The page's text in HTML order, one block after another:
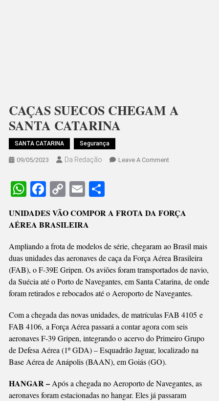
CAÇAS SUECOS CHEGAM A
SANTA CATARINA
SANTA CATARINA Segurança
09/05/2023 Da Redação Leave A CommentOn
SANTA
WhatsApp
Facebook
CopyEmail
UNIDADES VÃO COMPOR A FROTA DA FORÇA
AÉREA BRASILEIRA
Ampliando a frota de modelos de série, chegaram ao Brasil mais
duas unidades das aeronaves de caça da Força Aérea Brasileira
(FAB), o F-39E Gripen. Os aviões foram transportados de navio,
da Suécia até o Porto de Navegantes, em Santa Catarina, de onde
foram retirados e rebocados até o Aeroporto de Navegantes.
Com a chegada das novas unidades, de matrículas FAB 4105 e
FAB 4106, a Força Aérea passará a contar agora com seis
aeronaves F-39 Gripen, integrando o acervo do Primeiro Grupo
de Defesa Aérea (1º GDA) – Esquadrão Jaguar, localizado na
Base Aérea de Anápolis (BAAN), em Goiás (GO).
HANGAR –Após a chegada no Aeroporto de Navegantes, as
aeronaves foram estacionadas no hangar. Eles já passaram